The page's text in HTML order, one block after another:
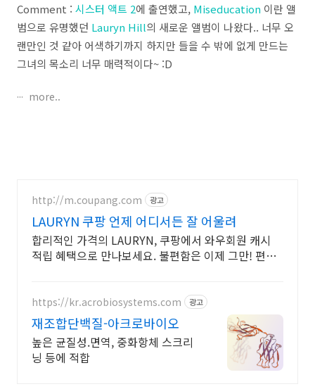
Comment : 시스터 액트 2에 출연했고, Miseducation 이란 앨
범으로 유명했던 Lauryn Hill의 새로운 앨범이 나왔다.. 너무 오
랜만인 것 같아 어색하기까지 하지만 들을 수 밖에 없게 만드는
그녀의 목소리 너무 매력적이다~ :D
more..
http://m.coupang.com 광고
LAURYN 쿠팡 언제 어디서든 잘 어울려
합리적인 가격의 LAURYN, 쿠팡에서 와우회원 캐시
적립 혜택으로 만나보세요. 불편함은 이제 그만! 편안
https://kr.acrobiosystems.com 광고
재조합단백질-아크로바이오
높은 균질성.면역, 중화항체 스크리
닝 등에 적합